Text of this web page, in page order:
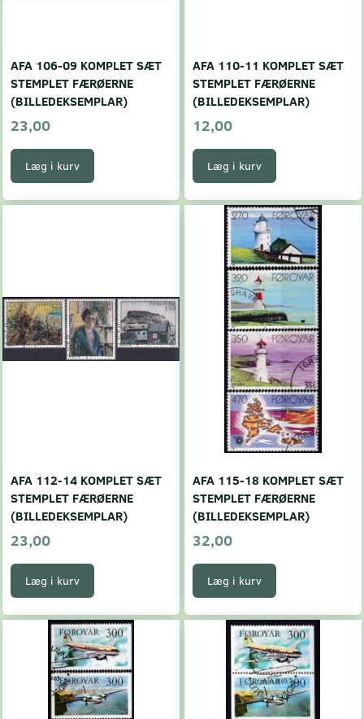
AFA 106-09 KOMPLET SÆT
STEMPLET FÆRØERNE
(BILLEDEKSEMPLAR)
23,00
Læg i kurv
AFA 110-11 KOMPLET SÆT
STEMPLET FÆRØERNE
(BILLEDEKSEMPLAR)
12,00
Læg i kurv
AFA 112-14 KOMPLET SÆT
STEMPLET FÆRØERNE
(BILLEDEKSEMPLAR)
23,00
Læg i kurv
AFA 115-18 KOMPLET SÆT
STEMPLET FÆRØERNE
(BILLEDEKSEMPLAR)
32,00
Læg i kurv